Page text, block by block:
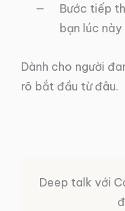
Bước tiếp
bạn lúc này
Dành cho người
rõ bắt đầu từ đâu.
Deep talk với